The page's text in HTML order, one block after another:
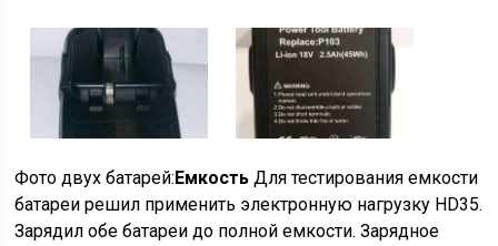
Фото двух батарей:Емкость Для тестирования емкости
батареи решил применить электронную нагрузку HD35.
Зарядил обе батареи до полной емкости. Зарядное